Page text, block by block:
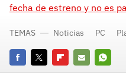
fecha de estreno y no es
FacebookTwitterFlipboard
E-
TEMAS Noticias PC